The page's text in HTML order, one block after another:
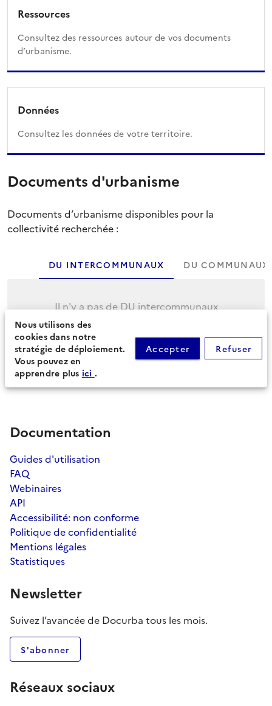
Ressources
Consultez des ressources autour de vos documents
d’urbanisme.
Données
Consultez les données de votre territoire.
Documents d'urbanisme
Documents d’urbanisme disponibles pour la
collectivité recherchée :
DU INTERCOMMUNAUX DU COMMUNAUX
Il n'y a pas de DU intercommunaux
Cliquez sur l'onglet suivant pour afficher les
DU communaux.
Documentation
Guides d'utilisation
FAQ
Webinaires
API
Accessibilité: non conforme
Politique de confidentialité
Mentions légales
Statistiques
Newsletter
Suivez l’avancée de Docurba tous les mois.
S'abonner
Réseaux sociaux
Nous utilisons des
cookies dans notre
stratégie de déploiement.
Vous pouvez en
apprendre plus ici .
Accepter Refuser